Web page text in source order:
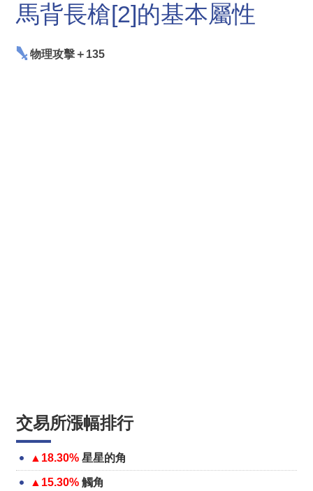
馬背長槍[2]的基本屬性
物理攻擊＋135
交易所漲幅排行
▲18.30% 星星的角
▲15.30% 觸角